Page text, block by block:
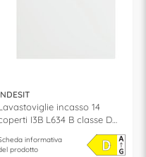
incasso 14
I3B L634 B classe D
informativa
prodotto